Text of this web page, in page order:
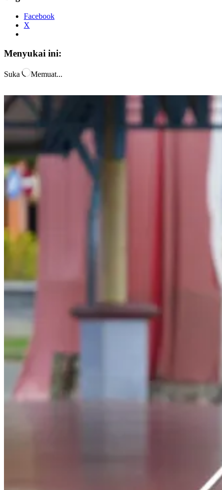
Facebook
X
Menyukai ini:
Suka Memuat...